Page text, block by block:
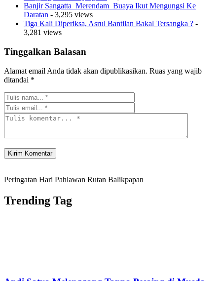
Banjir Sangatta Merendam Buaya Ikut Mengungsi Ke
Daratan - 3,295 views
Tiga Kali Diperiksa, Asrul Bantilan Bakal Tersangka ? -
3,281 views
Tinggalkan Balasan
Alamat email Anda tidak akan dipublikasikan. Ruas yang wajib
ditandai *
Peringatan Hari Pahlawan Rutan Balikpapan
Trending Tag